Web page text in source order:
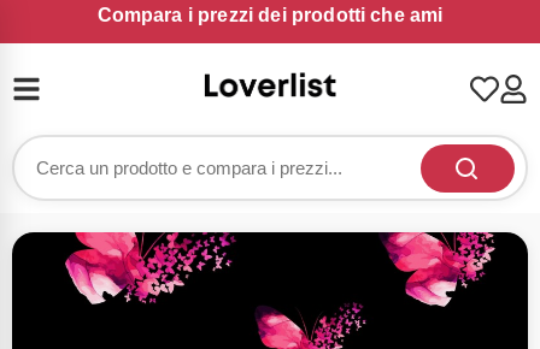
Compara i prezzi dei prodotti che ami